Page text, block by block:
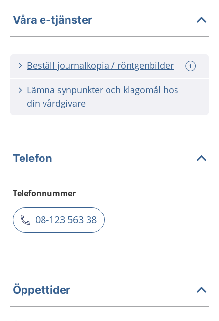
Våra e-tjänster
Beställ journalkopia / röntgenbilder
Lämna synpunkter och klagomål hos
din vårdgivare
Telefon
Telefonnummer
08-123 563 38
Öppettider